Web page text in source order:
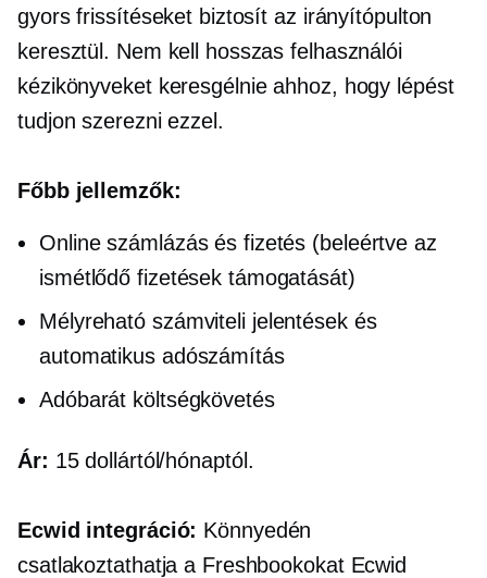
gyors frissítéseket biztosít az irányítópulton
keresztül. Nem kell hosszas felhasználói
kézikönyveket keresgélnie ahhoz, hogy lépést
tudjon szerezni ezzel.
Főbb jellemzők:
Online számlázás és fizetés (beleértve az
ismétlődő fizetések támogatását)
Mélyreható számviteli jelentések és
automatikus adószámítás
Adóbarát költségkövetés
Ár: 15 dollártól/hónaptól.
Ecwid integráció: Könnyedén
csatlakoztathatja a Freshbookokat Ecwid